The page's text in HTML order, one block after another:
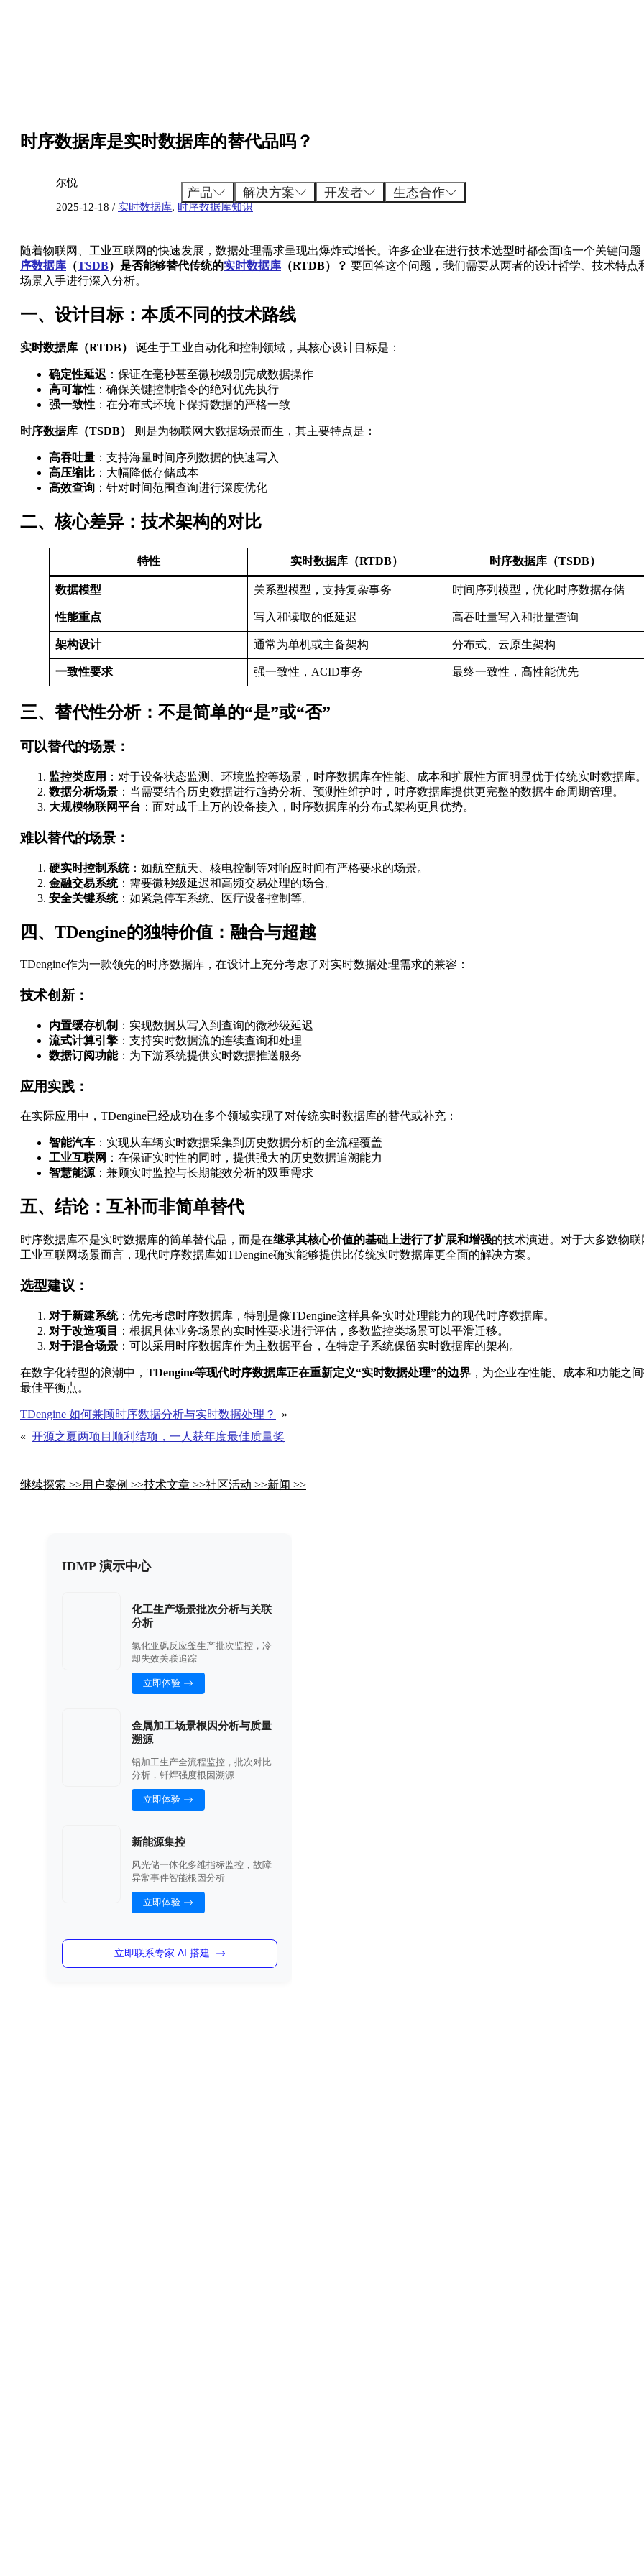
产品 解决方案 开发者 生态合作
时序数据库是实时数据库的替代品吗？
尔悦
2025-12-18 / 实时数据库, 时序数据库知识
随着物联网、工业互联网的快速发展，数据处理需求呈现出爆炸式增长。许多企业在进行技术选型时都会面临一个关键问题
序数据库 （TSDB）是否能够替代传统的实时数据库 （RTDB）？
要回答这个问题，我们需要从两者的设计哲学、技术特点
场景入手进行深入分析。
一、设计目标：本质不同的技术路线
实时数据库（RTDB） ​ 诞生于工业自动化和控制领域，其核心设计目标是：
确定性延迟 ：保证在毫秒甚至微秒级别完成数据操作
高可靠性 ：确保关键控制指令的绝对优先执行
强一致性 ：在分布式环境下保持数据的严格一致
时序数据库（TSDB） ​ 则是为物联网大数据场景而生，其主要特点是：
高吞吐量 ：支持海量时间序列数据的快速写入
高压缩比 ：大幅降低存储成本
高效查询 ：针对时间范围查询进行深度优化
二、核心差异：技术架构的对比
特性 实时数据库（RTDB） 时序数据库（TSDB）
数据模型 关系型模型，支持复杂事务 时间序列模型，优化时序数据存储
性能重点 写入和读取的低延迟 高吞吐量写入和批量查询
架构设计 通常为单机或主备架构 分布式、云原生架构
一致性要求 强一致性，ACID事务 最终一致性，高性能优先
三、替代性分析：不是简单的“是”或“否”
可以替代的场景：
监控类应用 ：对于设备状态监测、环境监控等场景，时序数据库在性能、成本和扩展性方面明显优于传统实时数据库
数据分析场景 ：当需要结合历史数据进行趋势分析、预测性维护时，时序数据库提供更完整的数据生命周期管理。
大规模物联网平台 ：面对成千上万的设备接入，时序数据库的分布式架构更具优势。
难以替代的场景：
硬实时控制系统：如航空航天、核电控制等对响应时间有严格要求的场景。
金融交易系统：需要微秒级延迟和高频交易处理的场合。
安全关键系统：如紧急停车系统、医疗设备控制等。
四、TDengine的独特价值：融合与超越
TDengine作为一款领先的时序数据库，在设计上充分考虑了对实时数据处理需求的兼容：
技术创新：
内置缓存机制 ：实现数据从写入到查询的微秒级延迟
流式计算引擎 ：支持实时数据流的连续查询和处理
数据订阅功能：为下游系统提供实时数据推送服务
应用实践：
在实际应用中，TDengine已经成功在多个领域实现了对传统实时数据库的替代或补充：
智能汽车 ：实现从车辆实时数据采集到历史数据分析的全流程覆盖
工业互联网 ：在保证实时性的同时，提供强大的历史数据追溯能力
智慧能源 ：兼顾实时监控与长期能效分析的双重需求
五、结论：互补而非简单替代
时序数据库不是实时数据库的简单替代品，而是在继承其核心价值的基础上进行了扩展和增强的技术演进。对于大多数物联
工业互联网场景而言，现代时序数据库如TDengine确实能够提供比传统实时数据库更全面的解决方案。
选型建议：
对于新建系统：优先考虑时序数据库，特别是像TDengine这样具备实时处理能力的现代时序数据库。
对于改造项目
：根据具体业务场景的实时性要求进行评估，多数监控类场景可以平滑迁移。
对于混合场景 ：可以采用时序数据库作为主数据平台，在特定子系统保留实时数据库的架构。
在数字化转型的浪潮中， TDengine等现代时序数据库正在重新定义“实时数据处理”的边界 ，为企业在性能、成本和功能之
最佳平衡点。
TDengine 如何兼顾时序数据分析与实时数据处理？
»
« 开源之夏两项目顺利结项，一人获年度最佳质量奖
继续探索 >>用户案例 >>技术文章 >>社区活动 >>新闻 >>
IDMP 演示中心
化工生产场景批次分析与关联
分析
氯化亚砜反应釜生产批次监控，冷
却失效关联追踪
立即体验
金属加工场景根因分析与质量
溯源
铝加工生产全流程监控，批次对比
分析，钎焊强度根因溯源
立即体验
新能源集控
风光储一体化多维指标监控，故障
异常事件智能根因分析
立即体验
立即联系专家 AI 搭建